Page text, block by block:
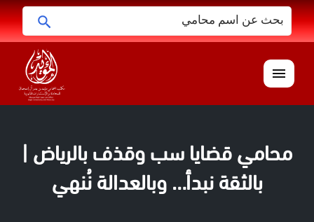
البحث
عن:
القائمة
محامي قضايا سب وقذف بالرياض |
بالثقة نبدأ… وبالعدالة نُنهي